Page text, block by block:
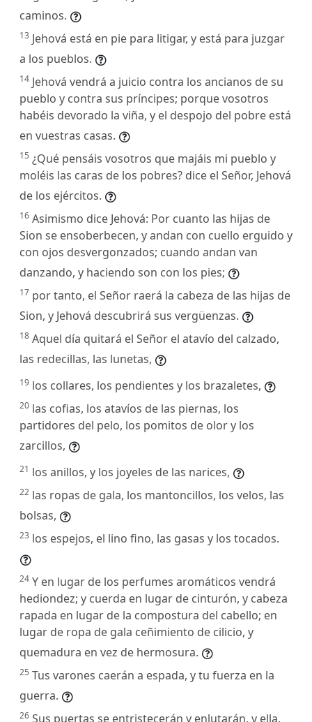
caminos.
13 Jehová está en pie para litigar, y está para juzgar
a los pueblos.
14 Jehová vendrá a juicio contra los ancianos de su
pueblo y contra sus príncipes; porque vosotros
habéis devorado la viña, y el despojo del pobre está
en vuestras casas.
15 ¿Qué pensáis vosotros que majáis mi pueblo y
moléis las caras de los pobres? dice el Señor, Jehová
de los ejércitos.
16 Asimismo dice Jehová: Por cuanto las hijas de
Sion se ensoberbecen, y andan con cuello erguido y
con ojos desvergonzados; cuando andan van
danzando, y haciendo son con los pies;
17 por tanto, el Señor raerá la cabeza de las hijas de
Sion, y Jehová descubrirá sus vergüenzas.
18 Aquel día quitará el Señor el atavío del calzado,
las redecillas, las lunetas,
19 los collares, los pendientes y los brazaletes,
20 las cofias, los atavíos de las piernas, los
partidores del pelo, los pomitos de olor y los
zarcillos,
21 los anillos, y los joyeles de las narices,
22 las ropas de gala, los mantoncillos, los velos, las
bolsas,
23 los espejos, el lino fino, las gasas y los tocados.
24 Y en lugar de los perfumes aromáticos vendrá
hediondez; y cuerda en lugar de cinturón, y cabeza
rapada en lugar de la compostura del cabello; en
lugar de ropa de gala ceñimiento de cilicio, y
quemadura en vez de hermosura.
25 Tus varones caerán a espada, y tu fuerza en la
guerra.
26 Sus puertas se entristecerán y enlutarán, y ella,